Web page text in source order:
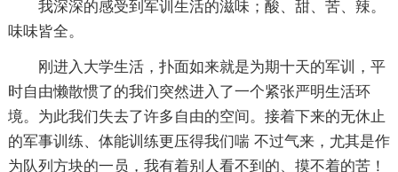
我深深的感受到军训生活的滋味；酸、甜、苦、辣。
味味皆全。
刚进入大学生活，扑面如来就是为期十天的军训，平
时自由懒散惯了的我们突然进入了一个紧张严明生活环
境。为此我们失去了许多自由的空间。接着下来的无休止
的军事训练、体能训练更压得我们喘 不过气来，尤其是作
为队列方块的一员，我有着别人看不到的、摸不着的苦！